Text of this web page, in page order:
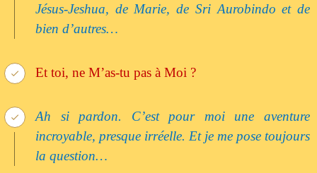
Jésus-Jeshua, de Marie, de Sri Aurobindo et de
bien d’autres…
Et toi, ne M’as-tu pas à Moi ?
Ah si pardon. C’est pour moi une aventure
incroyable, presque irréelle. Et je me pose toujours
la question…